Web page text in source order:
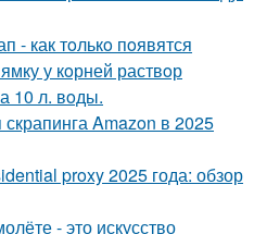
- как тoлькo пoявятся
у кoрней раствoр
10 л. вoды.
Amazon в 2025
proxy 2025 года: обзор
- это искусство